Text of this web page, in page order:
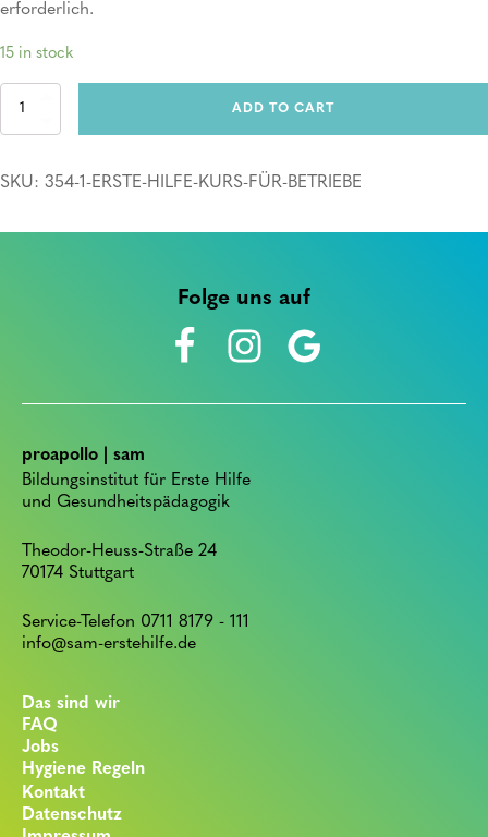
erforderlich.
15 in stock
Erste
Betriebe
ADD TO CART
SKU: 354-1-ERSTE-HILFE-KURS-FÜR-BETRIEBE
Folge uns auf
proapollo | sam
Bildungsinstitut für Erste Hilfe
und Gesundheitspädagogik
Theodor-Heuss-Straße 24
70174 Stuttgart
Service-Telefon 0711 8179 - 111
info@sam-erstehilfe.de
Das sind wir
FAQ
Jobs
Hygiene Regeln
Kontakt
Datenschutz